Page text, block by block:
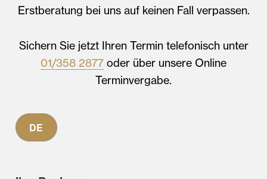
Erstberatung bei uns auf keinen Fall verpassen.
Sichern Sie jetzt Ihren Termin telefonisch unter
01/358 2877 oder über unsere Online
Terminvergabe.